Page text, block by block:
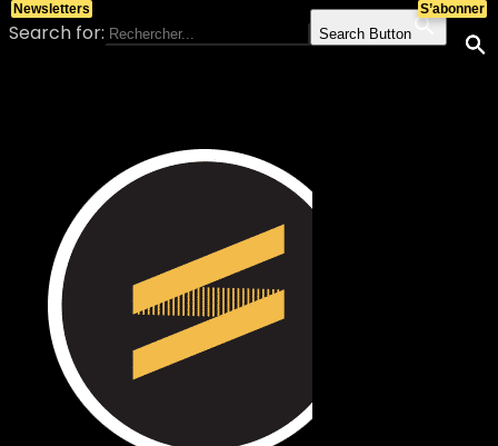
Search for: Search Button
S’abonner
Newsletters